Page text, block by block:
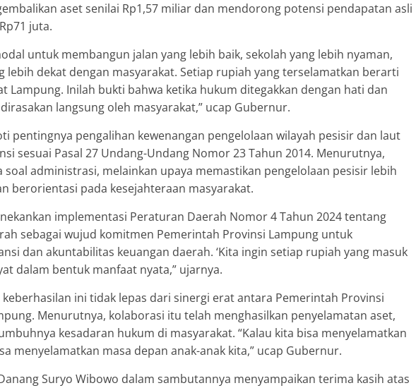
aset senilai Rp1,57 miliar dan mendorong potensi pendapatan asli
juta.
untuk membangun jalan yang lebih baik, sekolah yang lebih nyaman,
lebih dekat dengan masyarakat. Setiap rupiah yang terselamatkan berarti
Lampung. Inilah bukti bahwa ketika hukum ditegakkan dengan hati dan
langsung oleh masyarakat,” ucap Gubernur.
pentingnya pengalihan kewenangan pengelolaan wilayah pesisir dan laut
sesuai Pasal 27 Undang-Undang Nomor 23 Tahun 2014. Menurutnya,
soal administrasi, melainkan upaya memastikan pengelolaan pesisir lebih
berorientasi pada kesejahteraan masyarakat.
implementasi Peraturan Daerah Nomor 4 Tahun 2024 tentang
sebagai wujud komitmen Pemerintah Provinsi Lampung untuk
dan akuntabilitas keuangan daerah. ‘Kita ingin setiap rupiah yang masuk
dalam bentuk manfaat nyata,” ujarnya.
ini tidak lepas dari sinergi erat antara Pemerintah Provinsi
Menurutnya, kolaborasi itu telah menghasilkan penyelamatan aset,
kesadaran hukum di masyarakat. “Kalau kita bisa menyelamatkan
menyelamatkan masa depan anak-anak kita,” ucap Gubernur.
Suryo Wibowo dalam sambutannya menyampaikan terima kasih atas